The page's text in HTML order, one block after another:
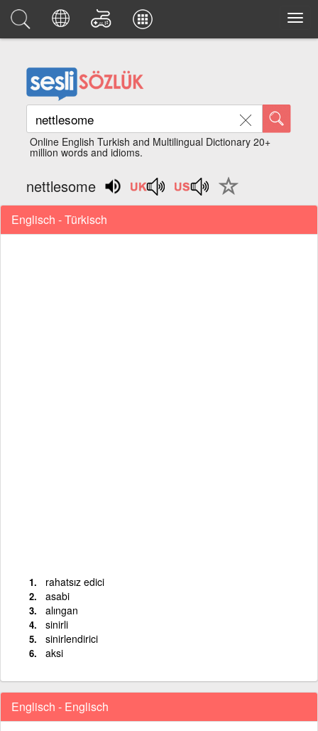
Online English Turkish and Multilingual Dictionary 20+
million words and idioms.
nettlesome
Englisch - Türkisch
rahatsız edici
asabi
alıngan
sinirli
sinirlendirici
aksi
Englisch - Englisch